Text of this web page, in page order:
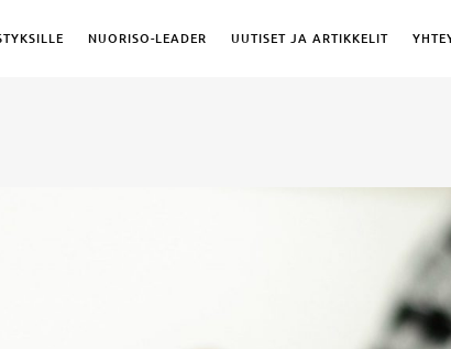
NUORISO-LEADER UUTISET JA ARTIKKELIT